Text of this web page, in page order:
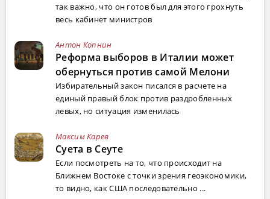
так важно, что он готов был для этого грохнуть
весь кабинет министров
Антон Копнин
Реформа выборов в Италии может
обернуться против самой Мелони
Избирательный закон писался в расчете на
единый правый блок против раздробленных
левых, но ситуация изменилась
Максим Карев
Суета в Сеуте
Если посмотреть на то, что происходит на
Ближнем Востоке с точки зрения геоэкономики,
то видно, как США последовательно ...